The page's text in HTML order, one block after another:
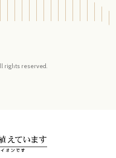
rights reserved.